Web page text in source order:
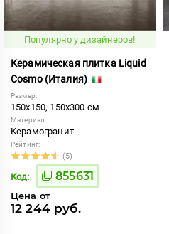
Популярно у дизайнеров!
Керамическая плитка Liquid
Cosmo (Италия)
Размер:
150x150, 150x300 см
Материал:
Керамогранит
Рейтинг:
(5)
Код: 855631
Цена от
12 244 руб.